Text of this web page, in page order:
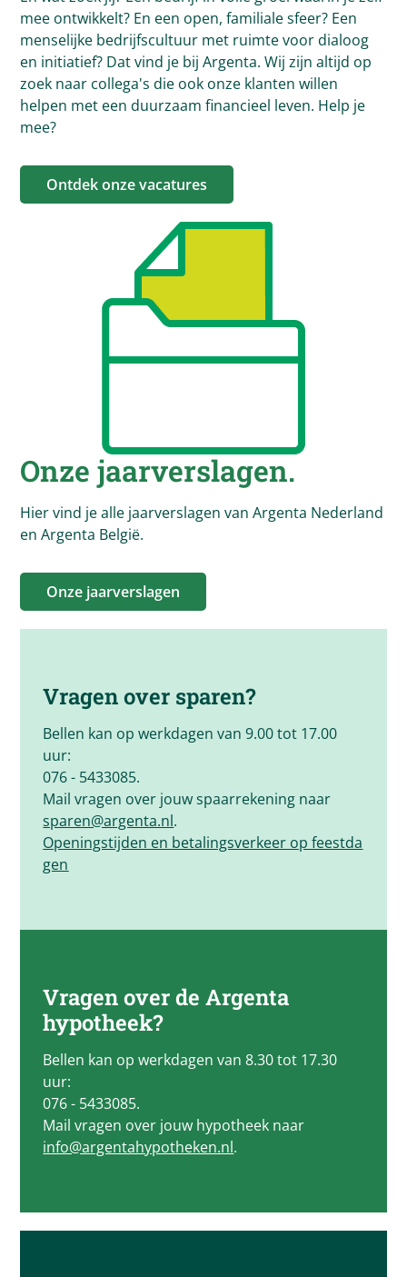
mee ontwikkelt? En een open, familiale sfeer? Een
menselijke bedrijfscultuur met ruimte voor dialoog
en initiatief? Dat vind je bij Argenta. Wij zijn altijd op
zoek naar collega's die ook onze klanten willen
helpen met een duurzaam financieel leven. Help je
mee?
Ontdek onze vacatures
Onze jaarverslagen.
Hier vind je alle jaarverslagen van Argenta Nederland
en Argenta België.
Onze jaarverslagen
Vragen over sparen?
Bellen kan op werkdagen van 9.00 tot 17.00
uur:
076 - 5433085.
Mail vragen over jouw spaarrekening naar
sparen@argenta.nl.
Openingstijden en betalingsverkeer op feestda
gen
Vragen over deArgenta
hypotheek?
Bellen kan op werkdagen van 8.30 tot 17.30
uur:
076 - 5433085.
Mail vragen over jouw hypotheek naar
info@argentahypotheken.nl.